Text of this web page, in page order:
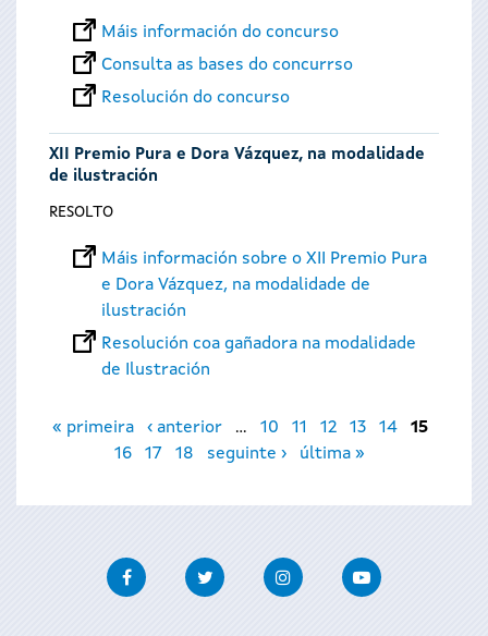
Máis información do concurso
Consulta as bases do concurrso
Resolución do concurso
XII Premio Pura e Dora Vázquez, na modalidade
de ilustración
RESOLTO
Máis información sobre o XII Premio Pura
e Dora Vázquez, na modalidade de
ilustración
Resolución coa gañadora na modalidade
de Ilustración
Páxinas
« primeira ‹ anterior … 10 11 12 13 14
15
16
17 18 seguinte › última »
FacebookTwitter InstagramYoutube